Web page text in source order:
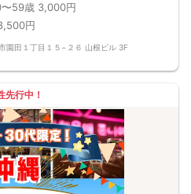
59歳 3,000円
円
園田１丁目１５−２６ 山根ビル 3F
先行中！